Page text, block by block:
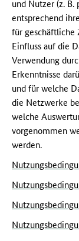
und Nutzer (z.
entsprechend
für geschäftliche
Einfluss auf die
Verwendung
Erkenntnisse
und für welche
die Netzwerke
welche
vorgenommen
werden.